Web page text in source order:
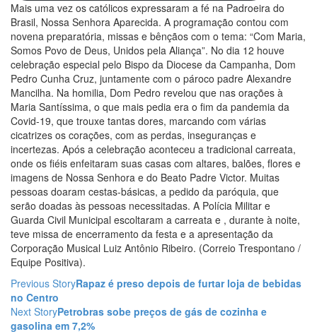
Mais uma vez os católicos expressaram a fé na Padroeira do
Brasil, Nossa Senhora Aparecida. A programação contou com
novena preparatória, missas e bênçãos com o tema: “Com Maria,
Somos Povo de Deus, Unidos pela Aliança”. No dia 12 houve
celebração especial pelo Bispo da Diocese da Campanha, Dom
Pedro Cunha Cruz, juntamente com o pároco padre Alexandre
Mancilha. Na homilia, Dom Pedro revelou que nas orações à
Maria Santíssima, o que mais pedia era o fim da pandemia da
Covid-19, que trouxe tantas dores, marcando com várias
cicatrizes os corações, com as perdas, inseguranças e
incertezas. Após a celebração aconteceu a tradicional carreata,
onde os fiéis enfeitaram suas casas com altares, balões, flores e
imagens de Nossa Senhora e do Beato Padre Victor. Muitas
pessoas doaram cestas-básicas, a pedido da paróquia, que
serão doadas às pessoas necessitadas. A Polícia Militar e
Guarda Civil Municipal escoltaram a carreata e , durante à noite,
teve missa de encerramento da festa e a apresentação da
Corporação Musical Luiz Antônio Ribeiro. (Correio Trespontano /
Equipe Positiva).
Previous StoryRapaz é preso depois de furtar loja de bebidas
no Centro
Next StoryPetrobras sobe preços de gás de cozinha e
gasolina em 7,2%